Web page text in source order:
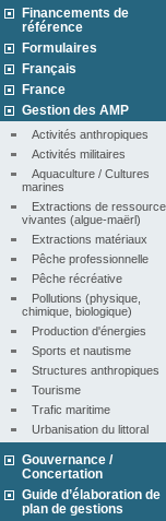
Financements de
référence
Formulaires
Français
France
Gestion des AMP
Activités anthropiques
Activités militaires
Aquaculture / Cultures
marines
Extractions de
vivantes (algue-maërl)
Extractions matériaux
Pêche professionnelle
Pêche récréative
Pollutions (physique,
chimique, biologique)
Production d'énergies
Sports et nautisme
Structures anthropiques
Tourisme
Trafic maritime
Urbanisation du littoral
Gouvernance /
Concertation
Guide d’élaboration de
plan de gestions